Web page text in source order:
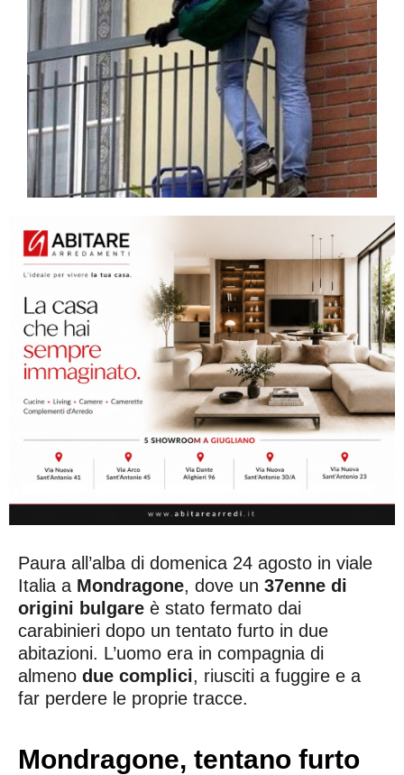
Paura all’alba di domenica 24 agosto in viale
Italia a Mondragone, dove un 37enne di
origini bulgare è stato fermato dai
carabinieri dopo un tentato furto in due
abitazioni. L’uomo era in compagnia di
almeno due complici, riusciti a fuggire e a
far perdere le proprie tracce.
Mondragone, tentano furto